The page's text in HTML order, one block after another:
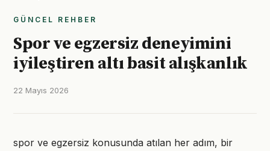
GÜNCEL REHBER
Spor ve egzersiz deneyimini
iyileştiren altı basit alışkanlık
22 Mayıs 2026
spor ve egzersiz konusunda atılan her adım, bir